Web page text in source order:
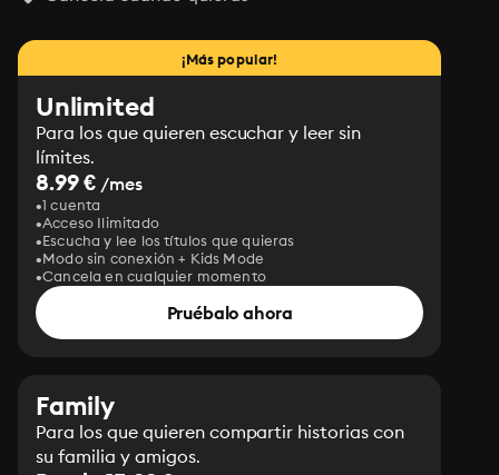
¡Más popular!
Unlimited
Para los que quieren escuchar y leer sin
límites.
8.99 € /mes
1 cuenta
Acceso Ilimitado
Escucha y lee los títulos que quieras
Modo sin conexión + Kids Mode
Cancela en cualquier momento
Pruébalo ahora
Family
Para los que quieren compartir historias con
su familia y amigos.